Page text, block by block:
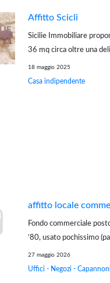
Affitto Scicli
Sicilie Immobiliare
36 mq circa oltre una
centro storico a Scicli.
piazza Itali...
18 maggio 2025
Casa indipendente
affitto locale
Fondo commerciale
‘80, usato pochissimo
ingresso indipendente e
L’immobile è molto
27 maggio 2026
Uffici - Negozi - Capannoni